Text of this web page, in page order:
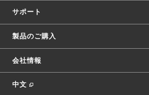
サポート
製品のご購入
会社情報
中文